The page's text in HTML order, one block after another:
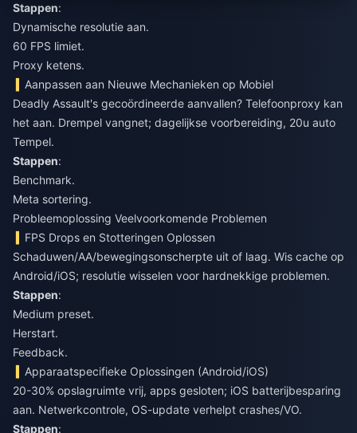
Stappen:
Dynamische resolutie aan.
60 FPS limiet.
Proxy ketens.
Aanpassen aan Nieuwe Mechanieken op Mobiel
Deadly Assault's gecoördineerde aanvallen? Telefoonproxy kan
het aan. Drempel vangnet; dagelijkse voorbereiding, 20u auto
Tempel.
Stappen:
Benchmark.
Meta sortering.
Probleemoplossing Veelvoorkomende Problemen
FPS Drops en Stotteringen Oplossen
Schaduwen/AA/bewegingsonscherpte uit of laag. Wis cache op
Android/iOS; resolutie wisselen voor hardnekkige problemen.
Stappen:
Medium preset.
Herstart.
Feedback.
Apparaatspecifieke Oplossingen (Android/iOS)
20-30% opslagruimte vrij, apps gesloten; iOS batterijbesparing
aan. Netwerkcontrole, OS-update verhelpt crashes/VO.
Stappen: